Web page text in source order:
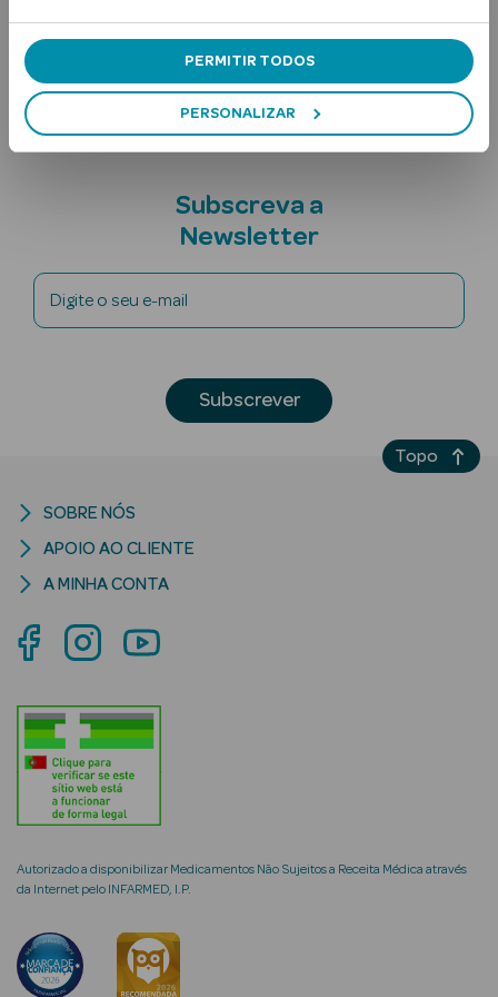
PERMITIR TODOS
PERSONALIZAR
Corpo
Rosto e
Cosmética
Rosto
Hidratantes
Anti-
envelhecimento
Nota adicional
Subscreva a
Newsletter
Digite o seu e-mail
Subscrever
Autorizado a disponibilizar Medicamentos Não Sujeitos a Receita Médica através
da Internet pelo INFARMED, I.P.
SOBRE NÓS
APOIO AO CLIENTE
A MINHA CONTA
Topo